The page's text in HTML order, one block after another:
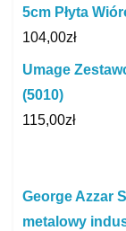
5cm Płyta
104,00zł
Umage
(5010)
115,00zł
George Azzar
metalowy